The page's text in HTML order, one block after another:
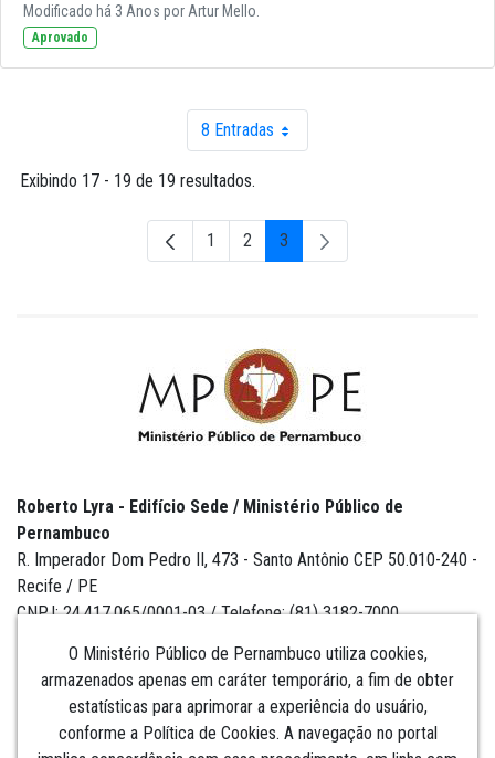
Modificado há 3 Anos por Artur Mello.
Aprovado
8 EntradasPor página
Exibindo 17 - 19 de 19 resultados.
Página
1 Página
2 Página
3
O Ministério Público de Pernambuco utiliza cookies,
armazenados apenas em caráter temporário, a fim de obter
estatísticas para aprimorar a experiência do usuário,
conforme a Política de Cookies. A navegação no portal
Roberto Lyra - Edifício Sede / Ministério Público de
Pernambuco
R. Imperador Dom Pedro II, 473 - Santo Antônio CEP 50.010-240 -
Recife / PE
CNPJ: 24.417.065/0001-03 / Telefone: (81) 3182-7000
Institucional